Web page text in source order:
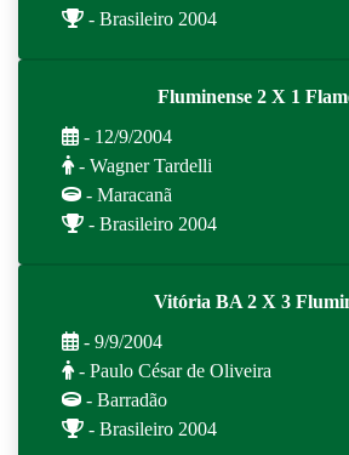
- Brasileiro 2004
Fluminense 2 X 1
- 12/9/2004
- Wagner Tardelli
- Maracanã
- Brasileiro 2004
Vitória BA 2 X 3
- 9/9/2004
- Paulo César de Oliveira
- Barradão
- Brasileiro 2004